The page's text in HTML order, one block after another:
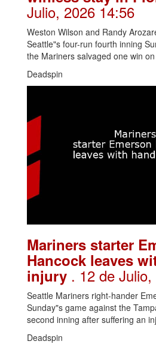
Julio, 2026 14:56
Weston Wilson and Randy
Seattle"s four-run fourth inning
the Mariners salvaged one win
Deadspin
Mariners starter
Hancock leaves
injury . 12 de
Seattle Mariners right-hander
Sunday"s game against the
second inning after suffering an
Deadspin